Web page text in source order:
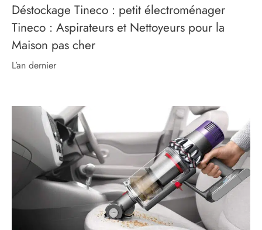
Déstockage Tineco : petit électroménager
Tineco : Aspirateurs et Nettoyeurs pour la
Maison pas cher
l’an dernier